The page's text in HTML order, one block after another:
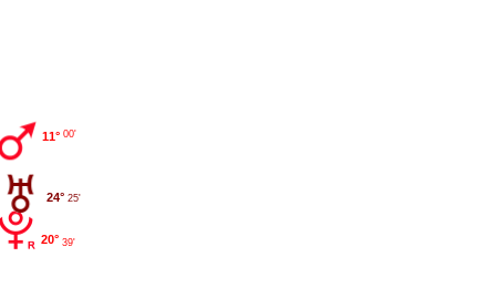
11° 00'
20° 39'
24° 25'